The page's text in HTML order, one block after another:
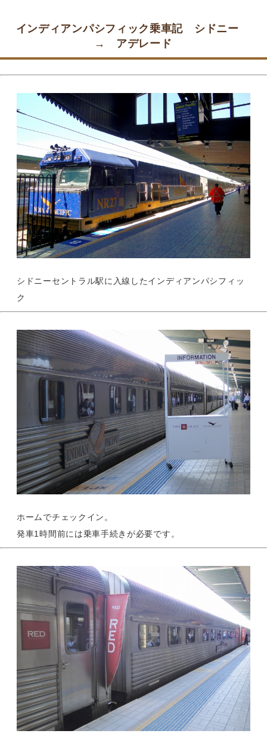
インディアンパシフィック乗車記 シドニー
→ アデレード
シドニーセントラル駅に入線したインディアンパシフィッ
ク
ホームでチェックイン。
発車1時間前には乗車手続きが必要です。